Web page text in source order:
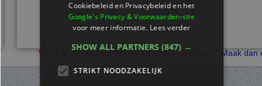
Wil je je scores bijhouden en stickers verdienen? Maak dan
Cookiebeleid en Privacybeleid en het
Google's Privacy & Voorwaarden-site
voor meer informatie. Lees verder
SHOW ALL PARTNERS (847) →
STRIKT NOODZAKELIJK